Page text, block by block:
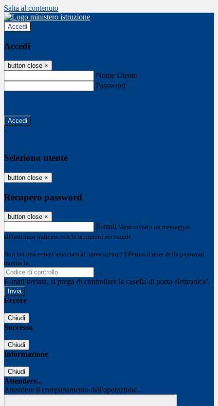
Salta al contenuto
Accedi
Accedi
button close ×
Nome Utente
Password
-
Seleziona utente
button close ×
Recupero password
button close ×
E-mail Verrà inviato un messaggio
all'indirizzo indicato con le istruzioni necessarie.
Non hai una e-mail associata al nome utente? Effettua il reset della password
tramite la
E-mail inviata, si prega di controllare la casella di posta elettronica!
Errore
Chiudi
Successo
Chiudi
Informazione
Chiudi
Attendere...
Attendere il completamento dell'operazione...